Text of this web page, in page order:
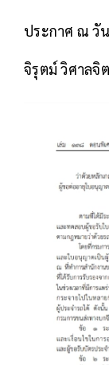
ประกาศ ณ วั
จิรุตม์ วิศาลจิ